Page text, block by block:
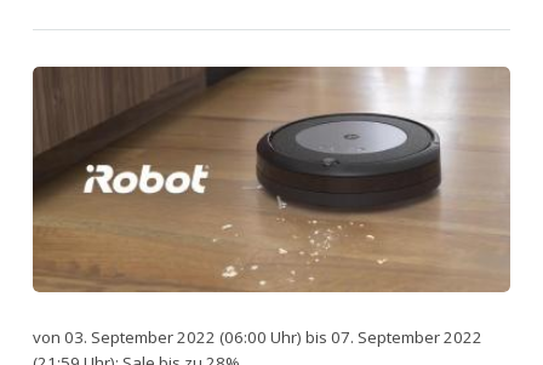
von 03. September 2022 (06:00 Uhr) bis 07. September 2022